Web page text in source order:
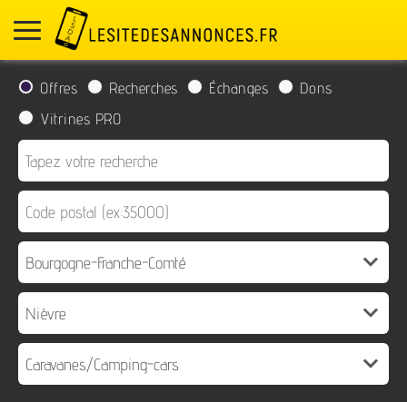
Offres Recherches Échanges
Dons
Vitrines PRO